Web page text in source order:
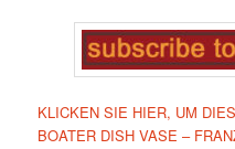
KLICKEN SIE HIER, UM
BOATER DISH VASE –